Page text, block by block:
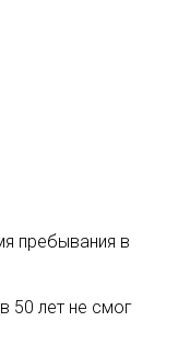
пребывания в
50 лет не смог